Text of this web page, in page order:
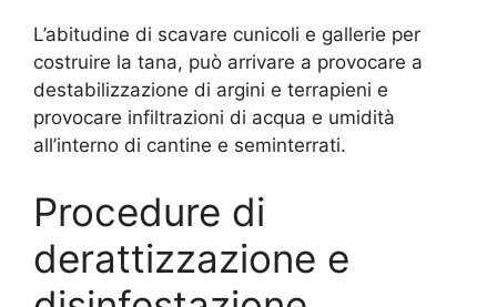
L’abitudine di scavare cunicoli e gallerie per
costruire la tana, può arrivare a provocare a
destabilizzazione di argini e terrapieni e
provocare infiltrazioni di acqua e umidità
all’interno di cantine e seminterrati.
Procedure di
derattizzazione e